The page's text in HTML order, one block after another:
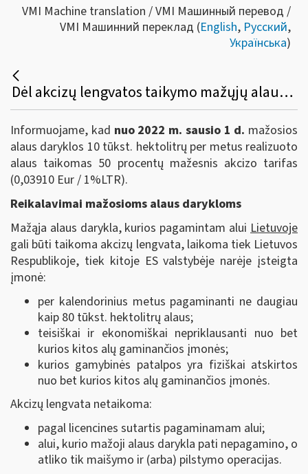
VMI Machine translation / VMI Машинный перевод /
VMI Машинний переклад (English, Русский,
Українська)
Dėl akcizų lengvatos taikymo mažųjų alaus daryklų pagamintam alui
Informuojame, kad nuo 2022 m. sausio 1 d. mažosios
alaus daryklos 10 tūkst. hektolitrų per metus realizuoto
alaus taikomas 50 procentų mažesnis akcizo tarifas
(0,03910 Eur / 1%LTR).
Reikalavimai mažosioms alaus darykloms
Mažąja alaus darykla, kurios pagamintam alui Lietuvoje
gali būti taikoma akcizų lengvata, laikoma tiek Lietuvos
Respublikoje, tiek kitoje ES valstybėje narėje įsteigta
įmonė:
per kalendorinius metus pagaminanti ne daugiau
kaip 80 tūkst. hektolitrų alaus;
teisiškai ir ekonomiškai nepriklausanti nuo bet
kurios kitos alų gaminančios įmonės;
kurios gamybinės patalpos yra fiziškai atskirtos
nuo bet kurios kitos alų gaminančios įmonės.
Akcizų lengvata netaikoma:
pagal licencines sutartis pagaminamam alui;
alui, kurio mažoji alaus darykla pati nepagamino, o
atliko tik maišymo ir (arba) pilstymo operacijas.